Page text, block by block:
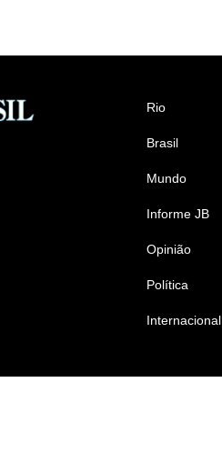
Rio
Brasil
Mundo
Informe JB
Opinião
Política
Internacional